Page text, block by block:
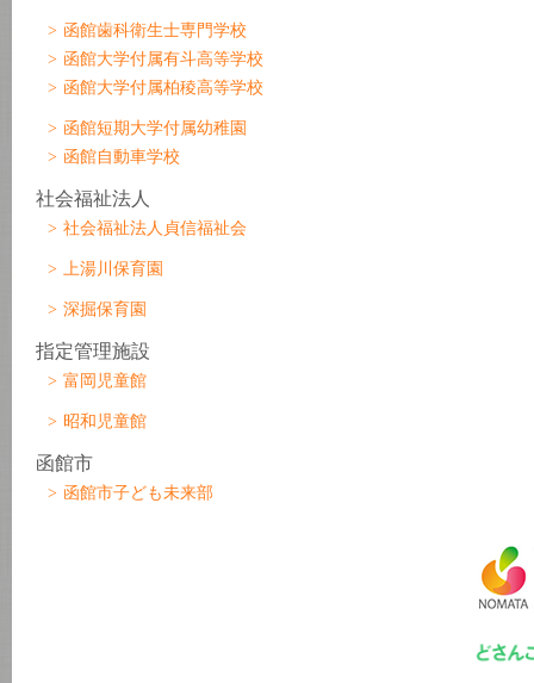
函館歯科衛生士専門学校
函館大学付属有斗高等学校
函館大学付属柏稜高等学校
函館短期大学付属幼稚園
函館自動車学校
社会福祉法人
社会福祉法人貞信福祉会
上湯川保育園
深掘保育園
指定管理施設
富岡児童館
昭和児童館
函館市
函館市子ども未来部